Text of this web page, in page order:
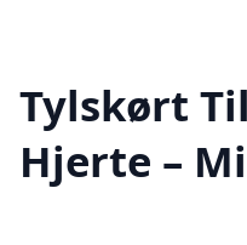
Tylskørt
Hjerte –